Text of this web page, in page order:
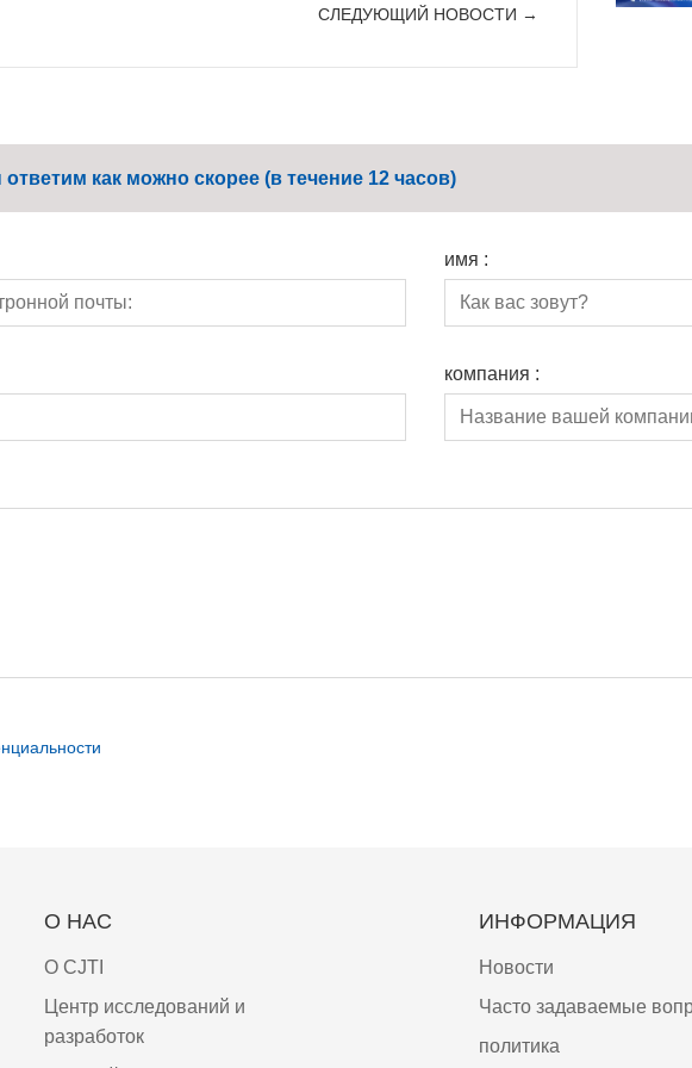
СЛЕДУЮЩИЙ HОВОСТИ →
как можно скорее (в течение 12 часов)
имя :
компания :
О НАС
О CJTI
Центр исследований и
разработок
ИНФОРМАЦИЯ
Новости
Часто задаваемые
политика